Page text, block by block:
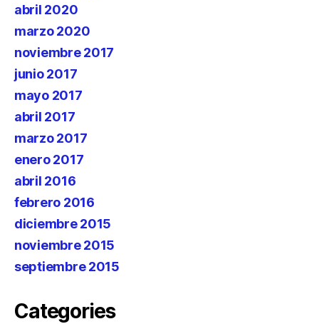
abril 2020
marzo 2020
noviembre 2017
junio 2017
mayo 2017
abril 2017
marzo 2017
enero 2017
abril 2016
febrero 2016
diciembre 2015
noviembre 2015
septiembre 2015
Categories